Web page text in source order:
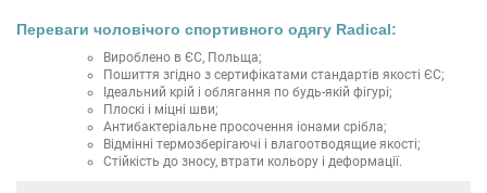
Переваги чоловічого спортивного одягу Radical:
Вироблено в ЄС, Польща;
Пошиття згідно з сертифікатами стандартів якості ЄС;
Ідеальний крій і облягання по будь-якій фігурі;
Плоскі і міцні шви;
Антибактеріальне просочення іонами срібла;
Відмінні термозберігаючі і влагоотводящие якості;
Стійкість до зносу, втрати кольору і деформації.